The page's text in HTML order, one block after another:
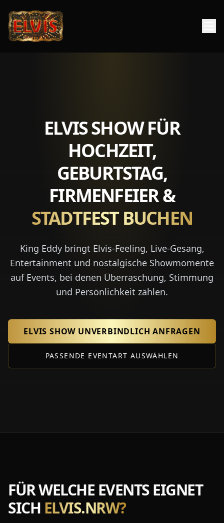
ELVIS SHOW FÜR
HOCHZEIT,
GEBURTSTAG,
FIRMENFEIER &
STADTFEST BUCHEN
King Eddy bringt Elvis-Feeling, Live-Gesang,
Entertainment und nostalgische Showmomente
auf Events, bei denen Überraschung, Stimmung
und Persönlichkeit zählen.
ELVIS SHOW UNVERBINDLICH ANFRAGEN
PASSENDE EVENTART AUSWÄHLEN
FÜR WELCHE EVENTS EIGNET
SICH ELVIS.NRW?